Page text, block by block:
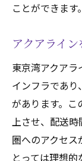
ことができます。
アクアライ
東京湾アクア
インフラであ
があります。こ
上させ、配送
圏へのアクセ
とっては理想